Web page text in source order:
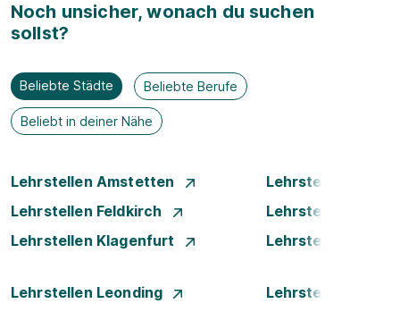
Noch unsicher, wonach du suchen
sollst?
Beliebte Städte Beliebte Berufe
Beliebt in deiner Nähe
Lehrstellen Amstetten
Lehrstellen
Lehrstellen Feldkirch
Lehrstellen Graz
Lehrstellen Klagenfurt
Lehrstellen
Lehrstellen Leonding
Lehrstellen Linz